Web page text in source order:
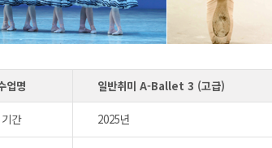
업명 일반취미 A-Ballet 3 (고급)
기간 2025년